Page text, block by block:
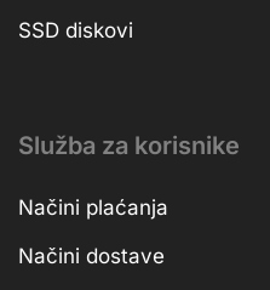
SSD diskovi
Služba za korisnike
Načini plaćanja
Načini dostave